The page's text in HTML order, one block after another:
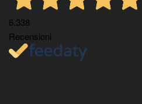
6.338
Recensioni